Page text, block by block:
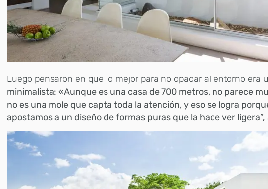
Luego pensaron en que lo mejor para no opacar al entorno era
minimalista: «Aunque es una casa de 700 metros, no parece
no es una mole que capta toda la atención, y eso se logra
apostamos a un diseño de formas puras que la hace ver ligera”,